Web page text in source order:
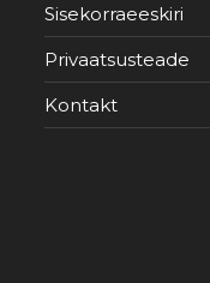
Sisekorraeeskiri
Privaatsusteade
Kontakt